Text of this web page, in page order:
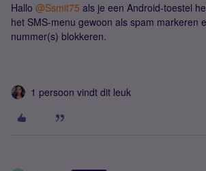
Hallo @Ssmit75 als je een Android-toestel
het SMS-menu gewoon als spam markeren
nummer(s) blokkeren.
1 persoon vindt dit leuk